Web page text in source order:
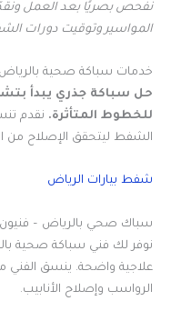
نفحص بصريًا بعد العمل
المواسير وتوقيت دورات
خدمات سباكة صحية
حل سباكة جذري يبدأ
للخطوط المتأثرة. نقدم
الشفط ليتحقق الإصلاح من
شفط بيارات الرياض
سباك صحي بالرياض –
نوفر لك فني سباكة صحية
علاجية واضحة. ينسق الفني
الرواسب وإصلاح الأنابيب.